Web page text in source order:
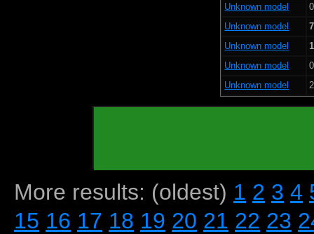
Unknown model
Unknown model
Unknown model
Unknown model
Unknown model
More results: (oldest) 1 2 3 4
15 16 17 18 19 20 21 22 23